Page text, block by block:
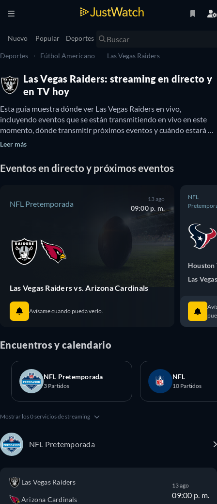
Nuevo Popular Deportes
Deportes Fútbol Americano Las Vegas Raiders
Las Vegas Raiders: streaming en directo y
en TV hoy
Esta guía muestra dónde ver Las Vegas Raiders en vivo,
incluyendo eventos que se están transmitiendo en vivo en este
momento, dónde transmitir próximos eventos y cuándo estará
disponible Las Vegas Raiders en TV. También podés enterarte si
Leer más
Eventos en directo y próximos eventos
NFL Pretemporada
13 ago
09:00 p. m.
Las Vegas Raiders vs. Arizona Cardinals
Avísame cuando pueda verlo.
NFL
Houston
Las
Encuentros y calendario
NFL Pretemporada
3 Partidos
NFL
10 Partidos
Mostrar los 0 servicios de streaming
NFL Pretemporada
Las Vegas Raiders
Arizona Cardinals
13 ago
09:00 p. m.